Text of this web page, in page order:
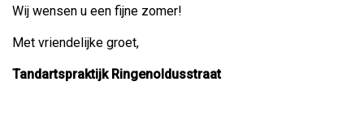
Wij wensen u een fijne zomer!
Met vriendelijke groet,
Tandartspraktijk Ringenoldusstraat